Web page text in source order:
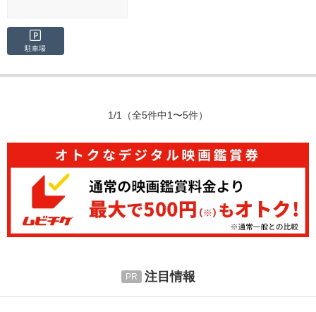
駐車場
1/1 （全5件中1〜5件）
注目情報